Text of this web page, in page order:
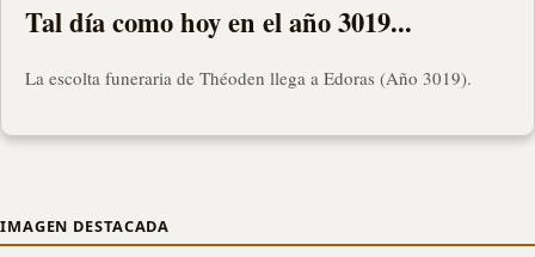
Tal día como hoy en el año 3019...
La escolta funeraria de Théoden llega a Edoras (Año 3019).
IMAGEN DESTACADA